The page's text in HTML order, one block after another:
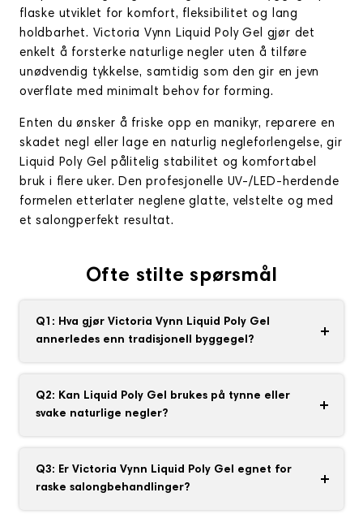
flaske utviklet for komfort, fleksibilitet og lang
holdbarhet. Victoria Vynn Liquid Poly Gel gjør det
enkelt å forsterke naturlige negler uten å tilføre
unødvendig tykkelse, samtidig som den gir en jevn
overflate med minimalt behov for forming.
Enten du ønsker å friske opp en manikyr, reparere en
skadet negl eller lage en naturlig negleforlengelse, gir
Liquid Poly Gel pålitelig stabilitet og komfortabel
bruk i flere uker. Den profesjonelle UV-/LED-herdende
formelen etterlater neglene glatte, velstelte og med
et salongperfekt resultat.
Ofte stilte spørsmål
Q1: Hva gjør Victoria Vynn Liquid Poly Gel
annerledes enn tradisjonell byggegel?
Liquid Poly Gel kombinerer akrylens styrke med
gelens fleksibilitet i en praktisk flaske, noe som gjør
påføringen raskere, enklere og mer presis.
Q2: Kan Liquid Poly Gel brukes på tynne eller
svake naturlige negler?
Ja. Den er et utmerket valg for å forsterke tynne,
sprø eller svake negler, samtidig som neglene
beholder en lett og naturlig følelse.
Q3: Er Victoria Vynn Liquid Poly Gel egnet for
raske salongbehandlinger?